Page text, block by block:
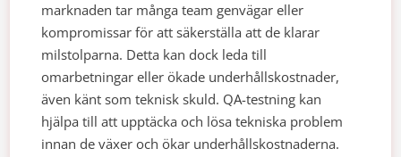
marknaden tar många team genvägar eller
kompromissar för att säkerställa att de klarar
milstolparna. Detta kan dock leda till
omarbetningar eller ökade underhållskostnader,
även känt som teknisk skuld. QA-testning kan
hjälpa till att upptäcka och lösa tekniska problem
innan de växer och ökar underhållskostnaderna.